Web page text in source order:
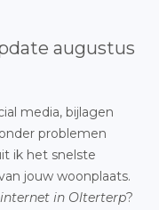
augustus
media, bijlagen
problemen
ik het snelste
jouw woonplaats.
in Olterterp?